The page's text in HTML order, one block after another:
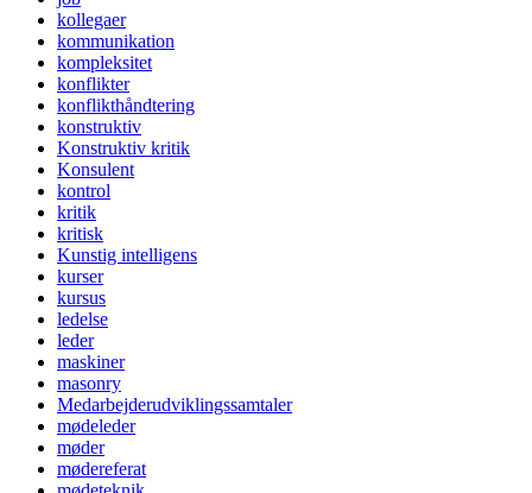
kollegaer
kommunikation
kompleksitet
konflikter
konflikthåndtering
konstruktiv
Konstruktiv kritik
Konsulent
kontrol
kritik
kritisk
Kunstig intelligens
kurser
kursus
ledelse
leder
maskiner
masonry
Medarbejderudviklingssamtaler
mødeleder
møder
mødereferat